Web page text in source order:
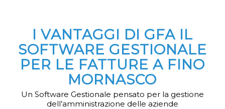
I VANTAGGI DI GFA IL
SOFTWARE GESTIONALE
PER LE FATTURE A FINO
MORNASCO
Un Software Gestionale pensato per la gestione
dell’amministrazione delle aziende